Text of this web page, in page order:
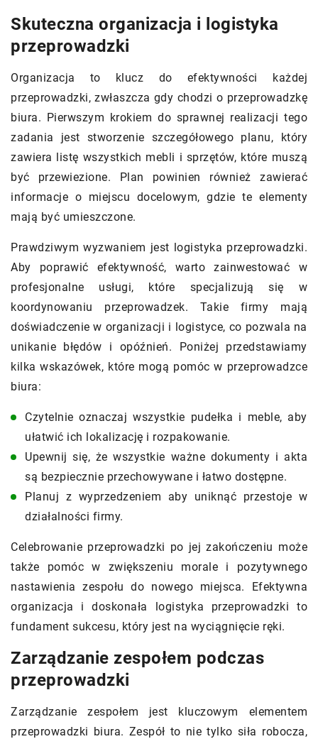
Skuteczna organizacja i logistyka
przeprowadzki
Organizacja to klucz do efektywności każdej
przeprowadzki, zwłaszcza gdy chodzi o przeprowadzkę
biura. Pierwszym krokiem do sprawnej realizacji tego
zadania jest stworzenie szczegółowego planu, który
zawiera listę wszystkich mebli i sprzętów, które muszą
być przewiezione. Plan powinien również zawierać
informacje o miejscu docelowym, gdzie te elementy
mają być umieszczone.
Prawdziwym wyzwaniem jest logistyka przeprowadzki.
Aby poprawić efektywność, warto zainwestować w
profesjonalne usługi, które specjalizują się w
koordynowaniu przeprowadzek. Takie firmy mają
doświadczenie w organizacji i logistyce, co pozwala na
unikanie błędów i opóźnień. Poniżej przedstawiamy
kilka wskazówek, które mogą pomóc w przeprowadzce
biura:
Czytelnie oznaczaj wszystkie pudełka i meble, aby
ułatwić ich lokalizację i rozpakowanie.
Upewnij się, że wszystkie ważne dokumenty i akta
są bezpiecznie przechowywane i łatwo dostępne.
Planuj z wyprzedzeniem aby uniknąć przestoje w
działalności firmy.
Celebrowanie przeprowadzki po jej zakończeniu może
także pomóc w zwiększeniu morale i pozytywnego
nastawienia zespołu do nowego miejsca. Efektywna
organizacja i doskonała logistyka przeprowadzki to
fundament sukcesu, który jest na wyciągnięcie ręki.
Zarządzanie zespołem podczas
przeprowadzki
Zarządzanie zespołem jest kluczowym elementem
przeprowadzki biura. Zespół to nie tylko siła robocza,